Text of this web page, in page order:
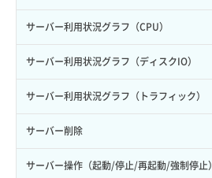
サーバー利用状況グラフ（CPU）
サーバー利用状況グラフ（ディスクIO）
サーバー利用状況グラフ（トラフィック）
サーバー削除
サーバー操作（起動/停止/再起動/強制停止）